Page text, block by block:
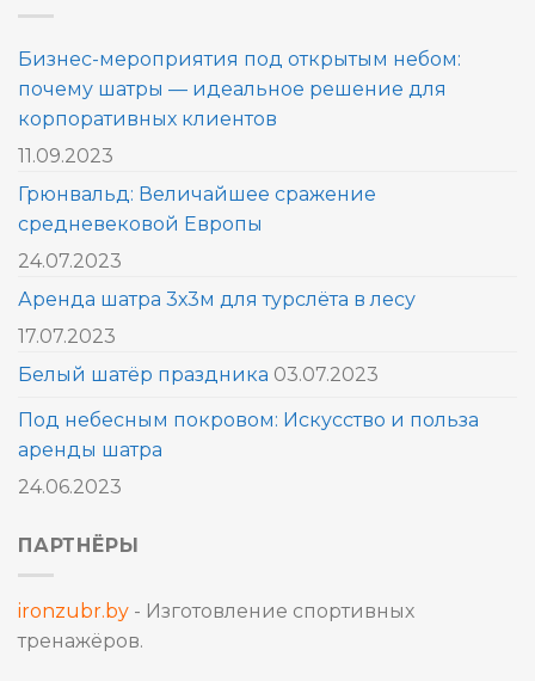
Бизнес-мероприятия под открытым небом:
почему шатры — идеальное решение для
корпоративных клиентов
11.09.2023
Грюнвальд: Величайшее сражение
средневековой Европы
24.07.2023
Аренда шатра 3х3м для турслёта в лесу
17.07.2023
Белый шатёр праздника 03.07.2023
Под небесным покровом: Искусство и польза
аренды шатра
24.06.2023
ПАРТНЁРЫ
ironzubr.by - Изготовление спортивных
тренажёров.